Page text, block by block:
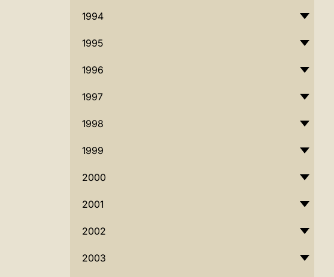
1994
1995
1996
1997
1998
1999
2000
2001
2002
2003